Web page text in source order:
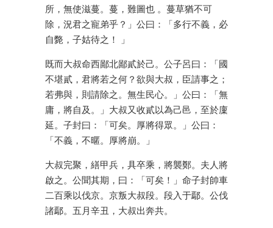
所，無使滋蔓。蔓，難圖也 。蔓草猶不可
除，況君之寵弟乎？」公曰：「多行不義，必
自斃，子姑待之！ 」
既而大叔命西鄙北鄙貳於己。公子呂曰：「國
不堪貳，君將若之何？欲與大叔，臣請事之；
若弗與，則請除之。無生民心。」公曰：「無
庸，將自及。」大叔又收貳以為己邑，至於廩
延。子封曰：「可矣。厚將得眾。」公曰：
「不義，不暱。厚將崩。」
大叔完聚，繕甲兵，具卒乘，將襲鄭。夫人將
啟之。公聞其期，曰：「可矣！」命子封帥車
二百乘以伐京。京叛大叔段。段入于鄢。公伐
諸鄢。五月辛丑，大叔出奔共。